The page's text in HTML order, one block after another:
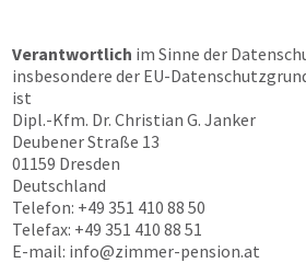
Verantwortlich im Sinne der
insbesondere der EU-
ist
Dipl.-Kfm. Dr. Christian G. Janker
Deubener Straße 13
01159 Dresden
Deutschland
Telefon: +49 351 410 88 50
Telefax: +49 351 410 88 51
E-mail: info@zimmer-pension.at